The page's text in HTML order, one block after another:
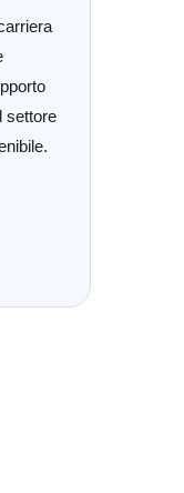
settore